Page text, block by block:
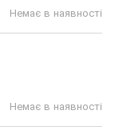
Немає в наявності
Немає в наявності